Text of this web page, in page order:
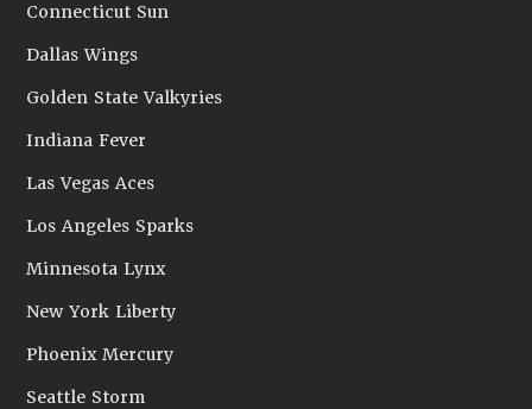
Connecticut Sun
Dallas Wings
Golden State Valkyries
Indiana Fever
Las Vegas Aces
Los Angeles Sparks
Minnesota Lynx
New York Liberty
Phoenix Mercury
Seattle Storm